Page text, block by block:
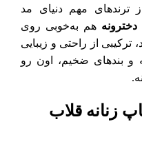
مهم دنیای مد
هم به‌خوبی روی
ترکیبی از راحتی و زیبایی
و بندهای ضخیم، اون رو
زنانه قلاب‌